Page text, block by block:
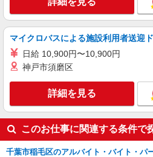
パート
エイジフリーハウス千葉穴川
介護職／サービ
従／パート
時給1,193円〜
による 社会福祉士
他資格 時給1,193円
間外勤務手当 〇土
夜勤務手当 〇年末
8:00/夜間18:00〜
エイジフリーハ
毛区穴川三丁目11
キープ
マイクロバスによる施設利用者送迎
日給 10,900円〜10,900円
神戸市須磨区
詳細を見る
このお仕事に関連する条件で
千葉市稲毛区のアルバイト・バイト・パ